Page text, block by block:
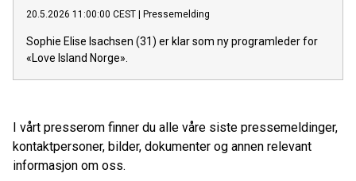
20.5.2026 11:00:00 CEST Pressemelding
Sophie Elise Isachsen (31) er klar som ny programleder for
«Love Island Norge».
I vårt presserom finner du alle våre siste pressemeldinger,
kontaktpersoner, bilder, dokumenter og annen relevant
informasjon om oss.